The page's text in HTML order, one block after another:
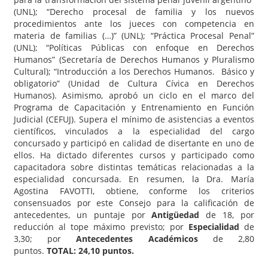
(UNL); “Derecho procesal de familia y los nuevos
procedimientos ante los jueces con competencia en
materia de familias (…)” (UNL); “Práctica Procesal Penal”
(UNL); “Políticas Públicas con enfoque en Derechos
Humanos” (Secretaría de Derechos Humanos y Pluralismo
Cultural); “Introducción a los Derechos Humanos. Básico y
obligatorio” (Unidad de Cultura Cívica en Derechos
Humanos). Asimismo, aprobó un ciclo en el marco del
Programa de Capacitación y Entrenamiento en Función
Judicial (CEFUJ). Supera el mínimo de asistencias a eventos
científicos, vinculados a la especialidad del cargo
concursado y participó en calidad de disertante en uno de
ellos. Ha dictado diferentes cursos y participado como
capacitadora sobre distintas temáticas relacionadas a la
especialidad concursada. En resumen, la Dra. María
Agostina FAVOTTI, obtiene, conforme los criterios
consensuados por este Consejo para la calificación de
antecedentes, un puntaje porAntigüedad de 18, por
reducción al tope máximo previsto; por Especialidad de
3,30; porAntecedentes Académicosde 2,80
puntos. TOTAL: 24,10 puntos.